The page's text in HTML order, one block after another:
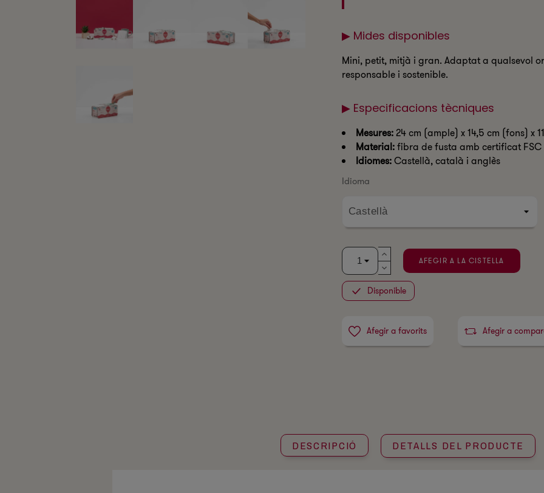
▶ Mides disponibles
Mini, petit, mitjà i gran. Adaptat a qualsevol
responsable i sostenible.
▶ Especificacions tècniques
Mesures:24 cm (ample) x 14,5 cm (fons) x
Material:fibra de fusta amb certificat FSC
Idiomes:Castellà, català i anglès
Idioma
AFEGIR A LA CISTELLA
Disponible
Afegir a favorits Afegir a
DESCRIPCIÓ DETALLS DEL PRODUCTE